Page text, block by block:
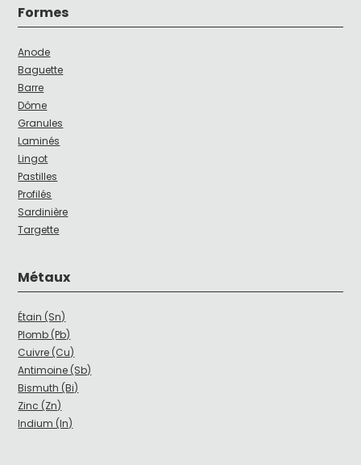
Formes
Anode
Baguette
Barre
Dôme
Granules
Laminés
Lingot
Pastilles
Profilés
Sardinière
Targette
Métaux
Étain (Sn)
Plomb (Pb)
Cuivre (Cu)
Antimoine (Sb)
Bismuth (Bi)
Zinc (Zn)
Indium (In)